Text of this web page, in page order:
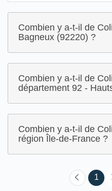
Combien y a-t-il de
Bagneux (92220) ?
Combien y a-t-il de
département 92 -
Combien y a-t-il de
région Île-de-France ?
1